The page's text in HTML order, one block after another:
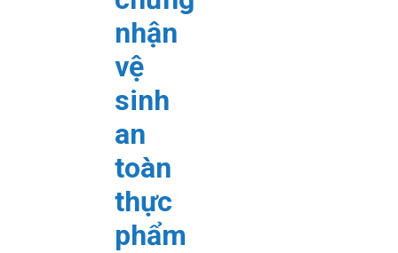
nhận
vệ
sinh
an
toàn
thực
phẩm